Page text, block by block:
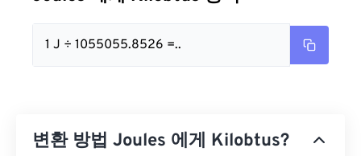
1 J ÷ 1055055.8526 =..
변환 방법 Joules 에게 Kilobtus?